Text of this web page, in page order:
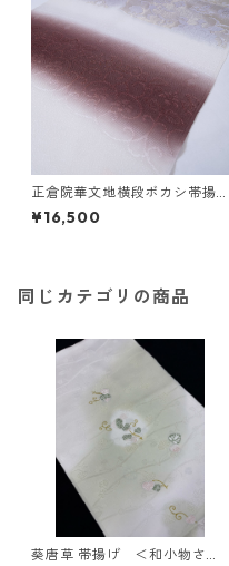
正倉院華文地横段ボカシ帯揚
げ＜和小物さくら＞ SOA-20
¥16,500
同じカテゴリの商品
葵唐草 帯揚げ ＜和小物さく